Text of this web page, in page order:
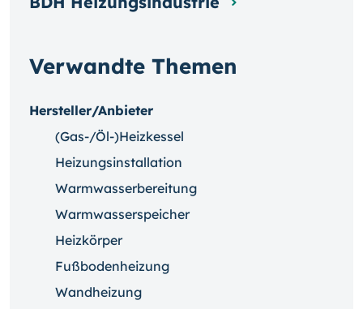
Verwandte Themen
Hersteller/Anbieter
(Gas-/Öl-)Heizkessel
Heizungsinstallation
Warmwasserbereitung
Warmwasserspeicher
Heizkörper
Fußbodenheizung
Wandheizung